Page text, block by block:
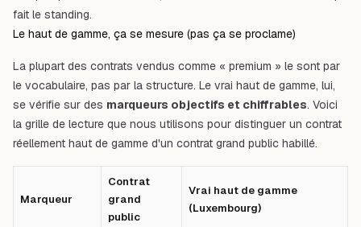
fait le standing.
Le haut de gamme, ça se mesure (pas ça se proclame)
La plupart des contrats vendus comme « premium » le sont par
le vocabulaire, pas par la structure. Le vrai haut de gamme, lui,
se vérifie sur des marqueurs objectifs et chiffrables. Voici
la grille de lecture que nous utilisons pour distinguer un contrat
réellement haut de gamme d'un contrat grand public habillé.
Marqueur
Contrat
grand
public
Vrai haut de gamme
(Luxembourg)